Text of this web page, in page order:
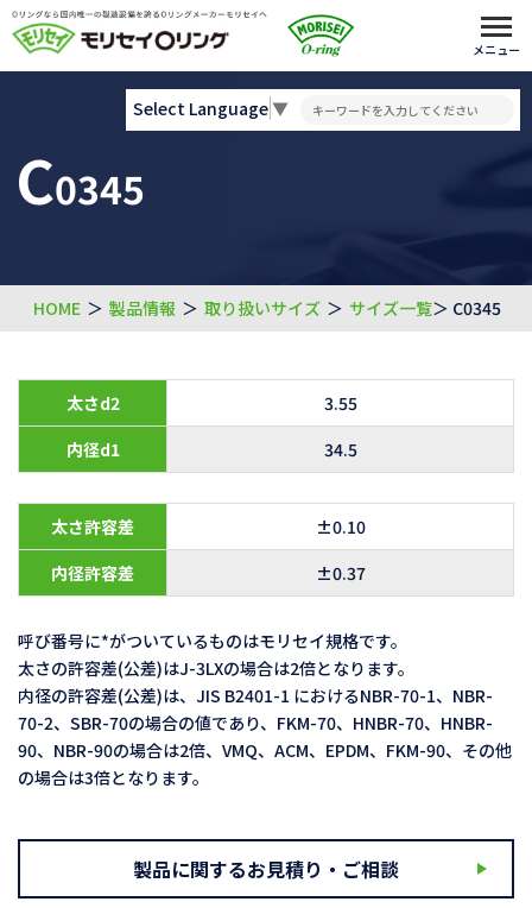
メニュー
C0345
Select Language▼
HOME ＞ 製品情報 ＞ 取り扱いサイズ ＞ サイズ一覧＞ C0345
太さd2
3.55
内径d1
34.5
太さ許容差
±0.10
内径許容差
±0.37
呼び番号に*がついているものはモリセイ規格です。
太さの許容差(公差)はJ-3LXの場合は2倍となります。
内径の許容差(公差)は、JIS B2401-1 におけるNBR-70-1、NBR-
70-2、SBR-70の場合の値であり、FKM-70、HNBR-70、HNBR-
90、NBR-90の場合は2倍、VMQ、ACM、EPDM、FKM-90、その他
の場合は3倍となります。
製品に関するお見積り・ご相談